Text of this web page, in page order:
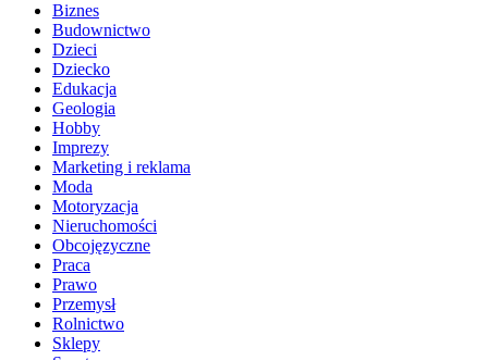
Biznes
Budownictwo
Dzieci
Dziecko
Edukacja
Geologia
Hobby
Imprezy
Marketing i reklama
Moda
Motoryzacja
Nieruchomości
Obcojęzyczne
Praca
Prawo
Przemysł
Rolnictwo
Sklepy